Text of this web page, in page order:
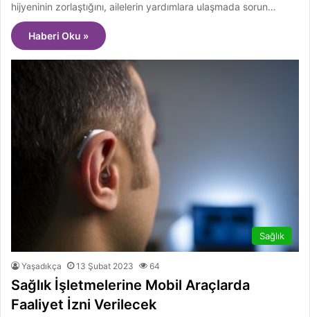
hijyeninin zorlaştığını, ailelerin yardımlara ulaşmada sorun…
Haberi Oku »
Sağlık
Yaşadıkça 13 Şubat 2023 64
Sağlık İşletmelerine Mobil Araçlarda
Faaliyet İzni Verilecek